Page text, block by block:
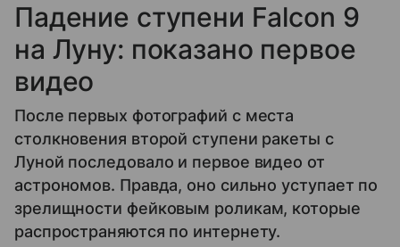
Падение ступени Falcon 9
на Луну: показано первое
видео
После первых фотографий с места
столкновения второй ступени ракеты с
Луной последовало и первое видео от
астрономов. Правда, оно сильно уступает по
зрелищности фейковым роликам, которые
распространяются по интернету.